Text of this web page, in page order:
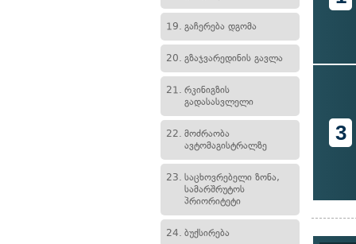
19. გაჩერება დგომა
20. გზაჯვარედინის გავლა
21. რკინიგზის
გადასასვლელი
22. მოძრაობა
ავტომაგისტრალზე
23. საცხოვრებელი ზონა,
სამარშრუტოს
პრიორიტეტი
24. ბუქსირება
3